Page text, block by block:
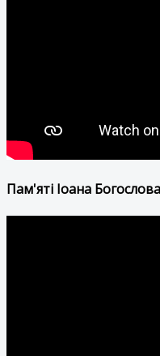
Пам'яті Іоана Богослова